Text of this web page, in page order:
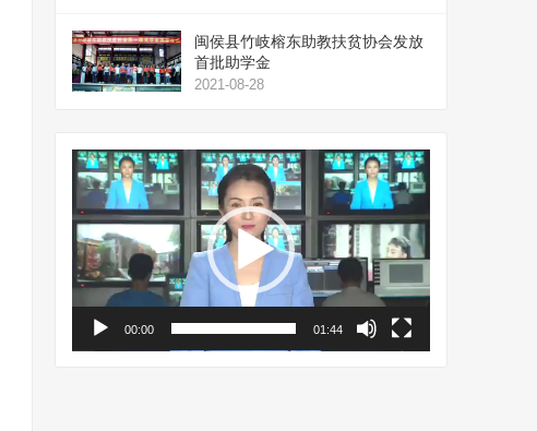
闽侯县竹岐榕东助教扶贫协会发放
首批助学金
2021-08-28
视
频
播
放
器
00:00 01:44